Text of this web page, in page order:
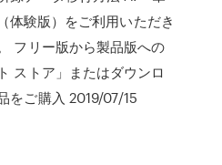
体験版）をご利用いただき
フリー版から製品版への
ストア」またはダウンロ
をご購入 2019/07/15